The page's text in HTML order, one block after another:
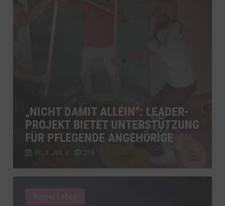
„NICHT DAMIT ALLEIN“: LEADER-
PROJEKT BIETET UNTERSTÜTZUNG
FÜR PFLEGENDE ANGEHÖRIGE
Fr., 3. Juli // 216